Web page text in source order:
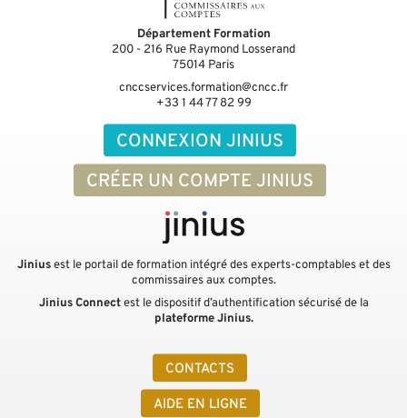
CONNEXION JINIUS
CRÉER UN COMPTE JINIUS
CONTACTS
AIDE EN LIGNE
Département Formation
200 - 216 Rue Raymond Losserand
75014 Paris
cnccservices.formation@cncc.fr
+33 1 44 77 82 99
Jiniusest le portail de formation intégré des experts-comptables et des
commissaires aux comptes.
Jinius Connectest le dispositif d’authentification sécurisé de la
plateforme Jinius.